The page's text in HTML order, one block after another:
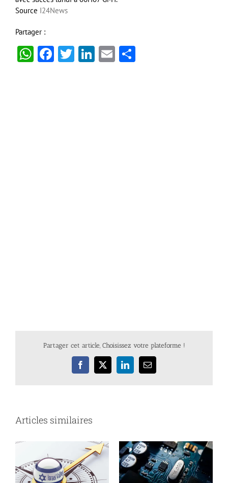
Source I24News
Partager :
WhatsApp
Facebook
Twitter
LinkedIn
Email
Partager cet article, Choisissez votre plateforme !
Facebook
X LinkedInEmail
Articles similaires